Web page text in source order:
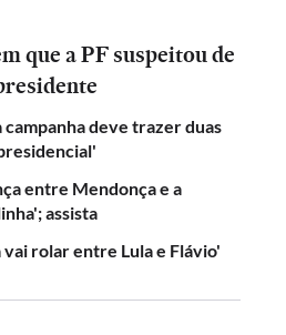
que a PF suspeitou de
deve trazer duas
entre Mendonça e a
assista
rolar entre Lula e Flávio'